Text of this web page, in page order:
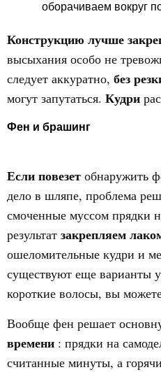
оборачиваем вокруг
Конструкцию лучше
высыхания особо не
следует аккуратно, без
могут запутаться. Кудри
Фен и брашинг
Если повезет обнаружить
дело в шляпе, проблема
смоченные муссом прядки
результат закрепляем
ошеломительные кудри и
существуют еще варианты
короткие волосы, вы
Вообще фен решает
времени : прядки на
считанные минуты, а